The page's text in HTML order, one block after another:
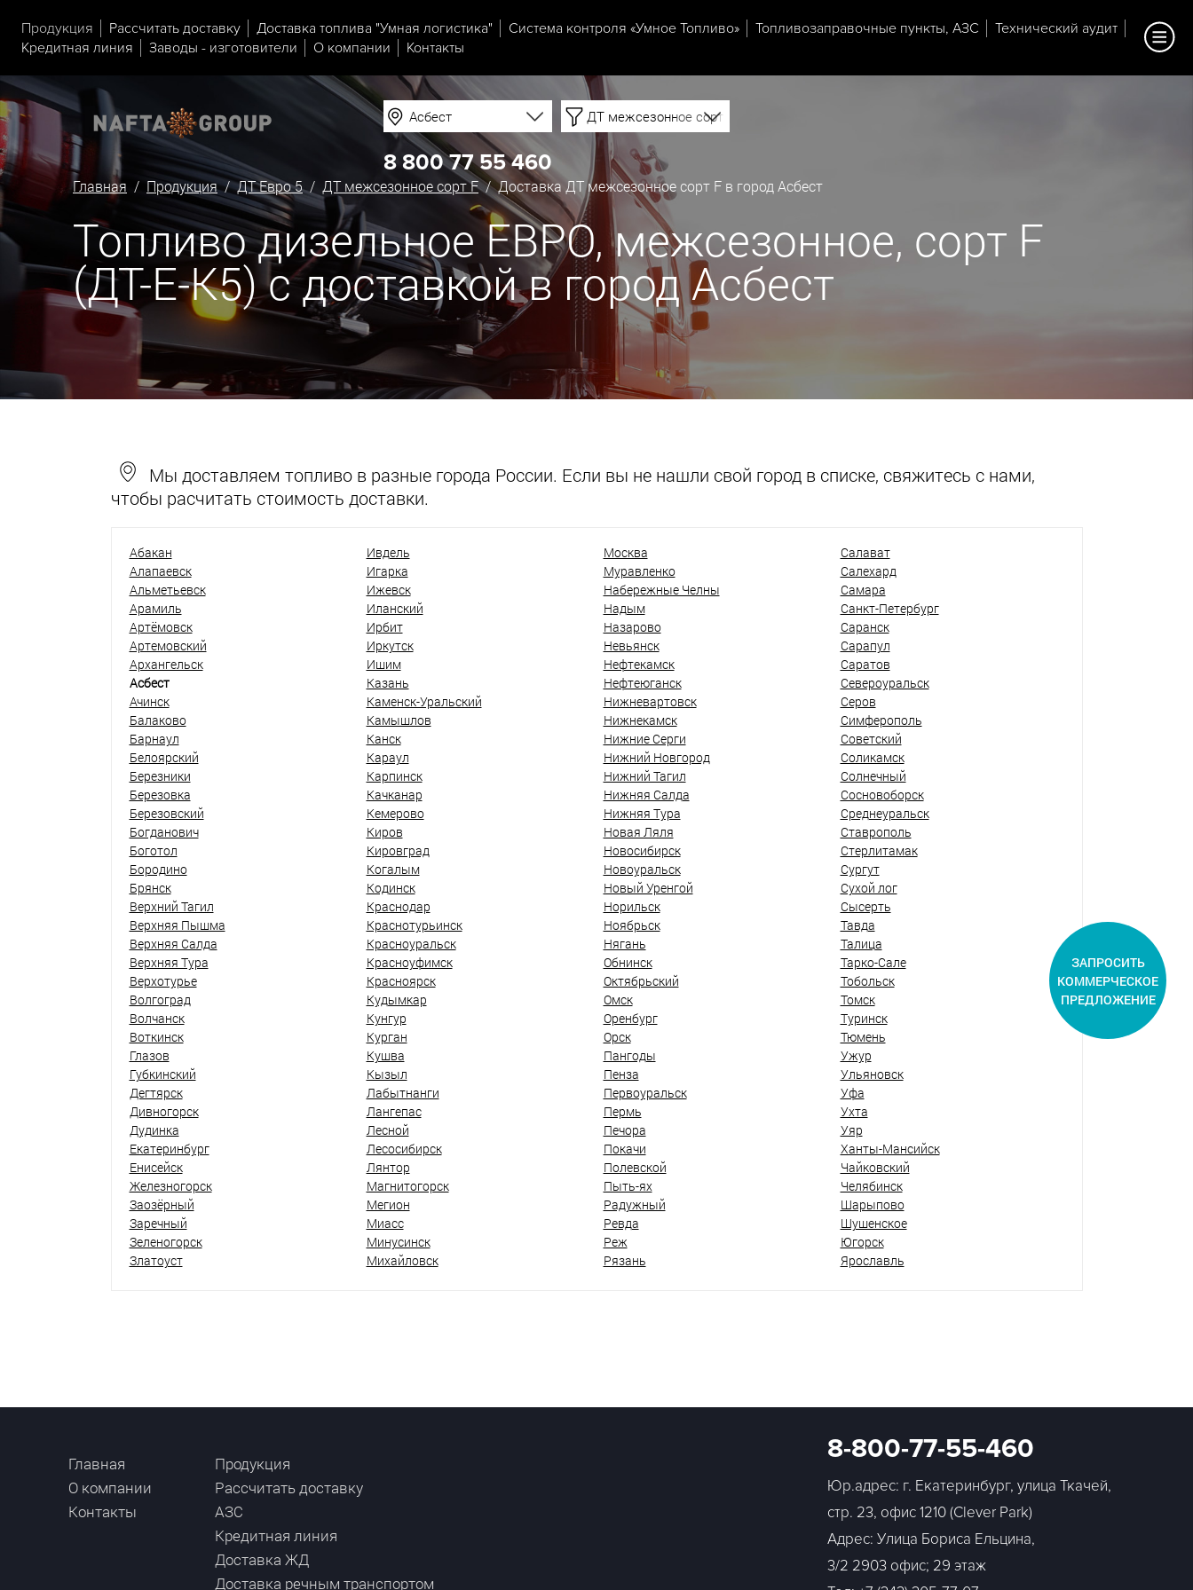
Продукция Рассчитать доставку Доставка топлива "Умная логистика" Система контроля «Умное Топливо» Топливозаправочные пункты, АЗС
Технический аудит
Кредитная линия
Заводы - изготовители О компании Контакты
Асбест ДТ межсезонное сорт F
8 800 77 55 460
Главная / Продукция/ДТ Евро 5/ ДТ межсезонное сорт F/ Доставка ДТ межсезонное сорт F в город Асбест
Топливо дизельное ЕВРО, межсезонное, сорт F
(ДТ-Е-К5) с доставкой в город Асбест
Мы доставляем топливо в разные города России. Если вы не нашли свой город в списке, свяжитесь с нами,
чтобы расчитать стоимость доставки.
Абакан
Алапаевск
Альметьевск
Арамиль
Артёмовск
Артемовский
Архангельск
Асбест
Ачинск
Балаково
Барнаул
Белоярский
Березники
Березовка
Березовский
Богданович
Боготол
Бородино
Брянск
Верхний Тагил
Верхняя Пышма
Верхняя Салда
Верхняя Тура
Верхотурье
Волгоград
Волчанск
Воткинск
Глазов
Губкинский
Дегтярск
Дивногорск
Дудинка
Екатеринбург
Енисейск
Железногорск
Заозёрный
Заречный
Зеленогорск
Златоуст
Ивдель
Игарка
Ижевск
Иланский
Ирбит
Иркутск
Ишим
Казань
Каменск-Уральский
Камышлов
Канск
Караул
Карпинск
Качканар
Кемерово
Киров
Кировград
Когалым
Кодинск
Краснодар
Краснотурьинск
Красноуральск
Красноуфимск
Красноярск
Кудымкар
Кунгур
Курган
Кушва
Кызыл
Лабытнанги
Лангепас
Лесной
Лесосибирск
Лянтор
Магнитогорск
Мегион
Миасс
Минусинск
Михайловск
Москва
Муравленко
Набережные Челны
Надым
Назарово
Невьянск
Нефтекамск
Нефтеюганск
Нижневартовск
Нижнекамск
Нижние Серги
Нижний Новгород
Нижний Тагил
Нижняя Салда
Нижняя Тура
Новая Ляля
Новосибирск
Новоуральск
Новый Уренгой
Норильск
Ноябрьск
Нягань
Обнинск
Октябрьский
Омск
Оренбург
Орск
Пангоды
Пенза
Первоуральск
Пермь
Печора
Покачи
Полевской
Пыть-ях
Радужный
Ревда
Реж
Рязань
Салават
Салехард
Самара
Санкт-Петербург
Саранск
Сарапул
Саратов
Североуральск
Серов
Симферополь
Советский
Соликамск
Солнечный
Сосновоборск
Среднеуральск
Ставрополь
Стерлитамак
Сургут
Сухой лог
Сысерть
Тавда
Талица
Тарко-Сале
Тобольск
Томск
Туринск
Тюмень
Ужур
Ульяновск
Уфа
Ухта
Уяр
Ханты-Мансийск
Чайковский
Челябинск
Шарыпово
Шушенское
Югорск
Ярославль
Главная
О компании
Контакты
Продукция
Рассчитать доставку
АЗС
Кредитная линия
Доставка ЖД
Доставка речным транспортом
8-800-77-55-460
Юр.адрес: г. Екатеринбург, улица Ткачей,
стр. 23, офис 1210 (Clever Park)
Адрес: Улица Бориса Ельцина,
3/2 2903 офис; 29 этаж
ЗАПРОСИТЬ
КОММЕРЧЕСКОЕ
ПРЕДЛОЖЕНИЕ